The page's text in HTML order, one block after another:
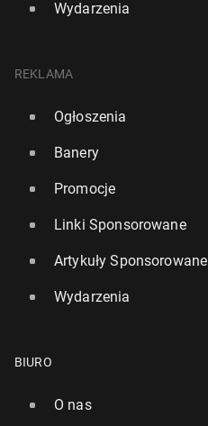
Wydarzenia
REKLAMA
Ogłoszenia
Banery
Promocje
Linki Sponsorowane
Artykuły Sponsorowane
Wydarzenia
BIURO
O nas